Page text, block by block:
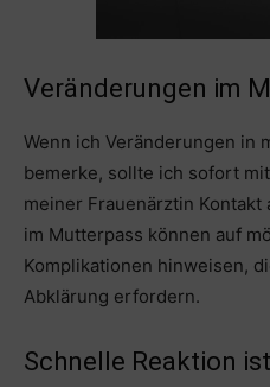
Veränderungen im
Wenn ich Veränderungen in
bemerke, sollte ich sofort
meiner Frauenärztin
im Mutterpass können auf
Komplikationen hinweisen,
Abklärung erfordern.
Schnelle Reaktion